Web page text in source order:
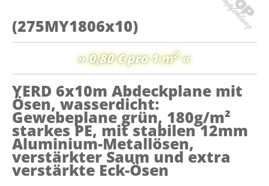
(275MY1806x10)
» 0,80 € pro 1 m2«
YERD 6x10m Abdeckplane mit
Ösen, wasserdicht:
Gewebeplane grün, 180g/m²
starkes PE, mit stabilen 12mm
Aluminium-Metallösen,
verstärkter Saum und extra
verstärkte Eck-Ösen